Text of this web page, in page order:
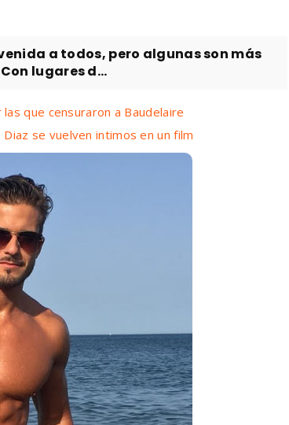
a todos, pero algunas son más
lugares d...
que censuraron a Baudelaire
se vuelven intimos en un film